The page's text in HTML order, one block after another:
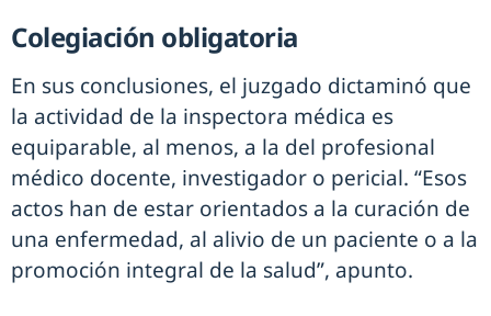
Colegiación obligatoria
En sus conclusiones, el juzgado dictaminó que
la actividad de la inspectora médica es
equiparable, al menos, a la del profesional
médico docente, investigador o pericial. “Esos
actos han de estar orientados a la curación de
una enfermedad, al alivio de un paciente o a la
promoción integral de la salud”, apunto.